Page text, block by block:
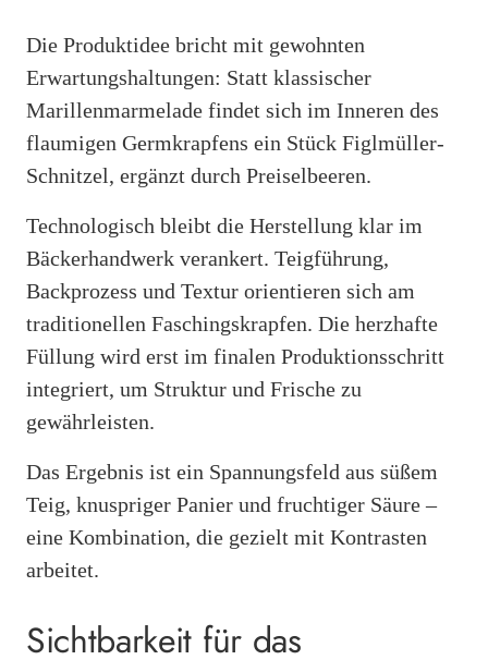
Die Produktidee bricht mit gewohnten
Erwartungshaltungen: Statt klassischer
Marillenmarmelade findet sich im Inneren des
flaumigen Germkrapfens ein Stück Figlmüller-
Schnitzel, ergänzt durch Preiselbeeren.
Technologisch bleibt die Herstellung klar im
Bäckerhandwerk verankert. Teigführung,
Backprozess und Textur orientieren sich am
traditionellen Faschingskrapfen. Die herzhafte
Füllung wird erst im finalen Produktionsschritt
integriert, um Struktur und Frische zu
gewährleisten.
Das Ergebnis ist ein Spannungsfeld aus süßem
Teig, knuspriger Panier und fruchtiger Säure –
eine Kombination, die gezielt mit Kontrasten
arbeitet.
Sichtbarkeit für das